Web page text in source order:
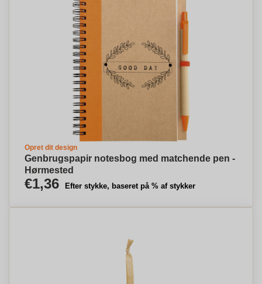
Opret dit design
Genbrugspapir notesbog med matchende pen -
Hørmested
€1,36 Efter stykke, baseret på % af stykker